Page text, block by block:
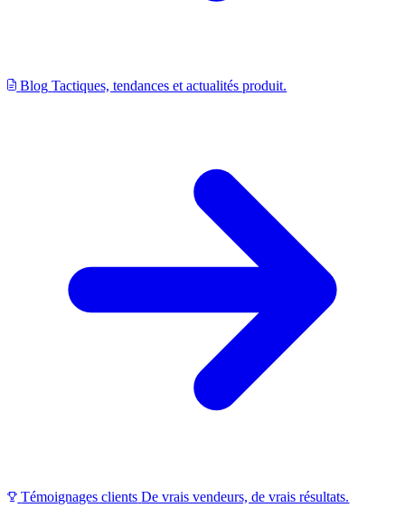
Blog Tactiques, tendances et actualités produit.
Témoignages clients De vrais vendeurs, de vrais résultats.